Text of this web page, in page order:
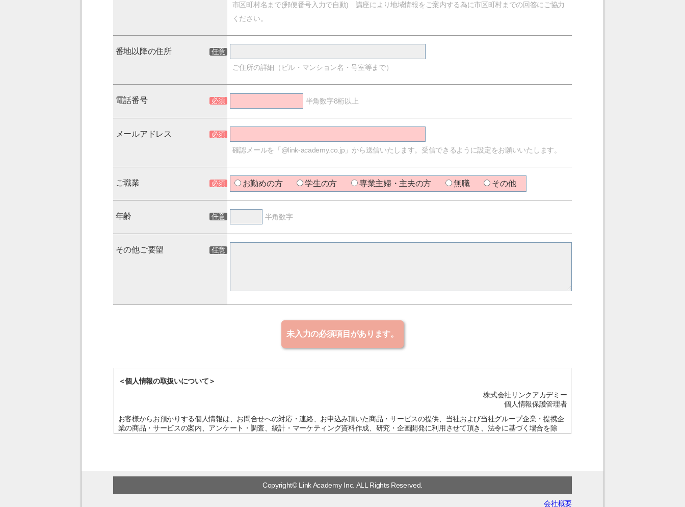
市区町村名まで(郵便番号入力で自動) 講座により地域情報をご案内する為に市区町村までの回答にご協力
ください。
番地以降の住所
ご住所の詳細（ビル・マンション名・号室等まで）
電話番号 半角数字8桁以上
メールアドレス
確認メールを「@link-academy.co.jp」から送信いたします。受信できるように設定をお願いいたします。
ご職業 お勤めの方 学生の方 専業主婦・主夫の方 無職 その他
年齢 半角数字
その他ご要望
＜個人情報の取扱いについて＞
株式会社リンクアカデミー
個人情報保護管理者
お客様からお預かりする個人情報は、お問合せへの対応・連絡、お申込み頂いた商品・サービスの提供、当社および当社グループ企業・提携企
業の商品・サービスの案内、アンケート・調査、統計・マーケティング資料作成、研究・企画開発に利用させて頂き、法令に基づく場合を除
株式会社リンクアカデミー 個人情報取扱い窓口
TEL：03-6853-8066
Copyright© Link Academy Inc. ALL Rights Reserved.
会社概要